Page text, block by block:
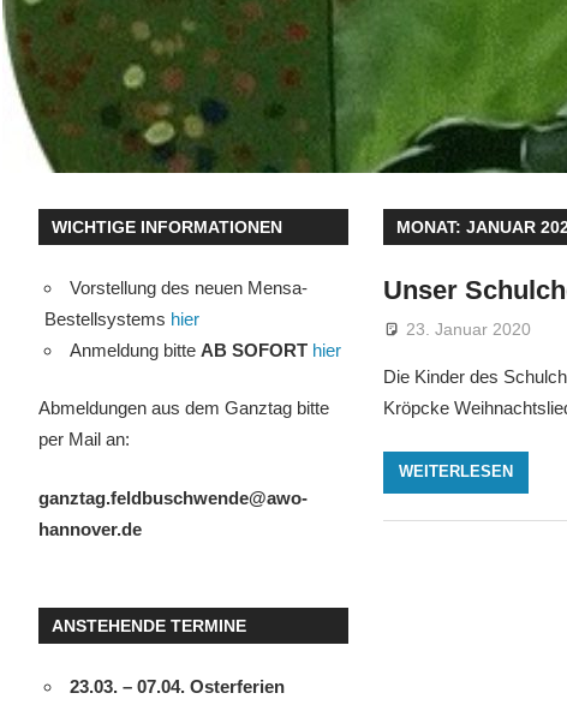
MONAT:JANUAR
Unser
23. Januar 2020
Die Kinder des
Kröpcke
WEITERLESEN
WICHTIGE INFORMATIONEN
Vorstellung des neuen Mensa-
Bestellsystems hier
Anmeldung bitte AB SOFORT hier
Abmeldungen aus dem Ganztag bitte
per Mail an:
ganztag.feldbuschwende@awo-
hannover.de
ANSTEHENDE TERMINE
23.03. – 07.04. Osterferien